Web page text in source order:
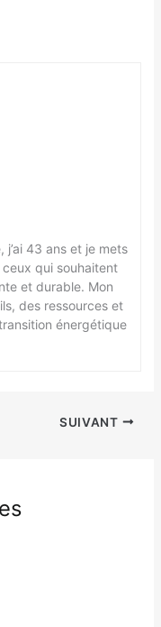
j’ai 43 ans et je mets
qui souhaitent
et durable. Mon
des ressources et
énergétique
SUIVANT